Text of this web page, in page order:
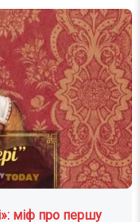
міф про першу